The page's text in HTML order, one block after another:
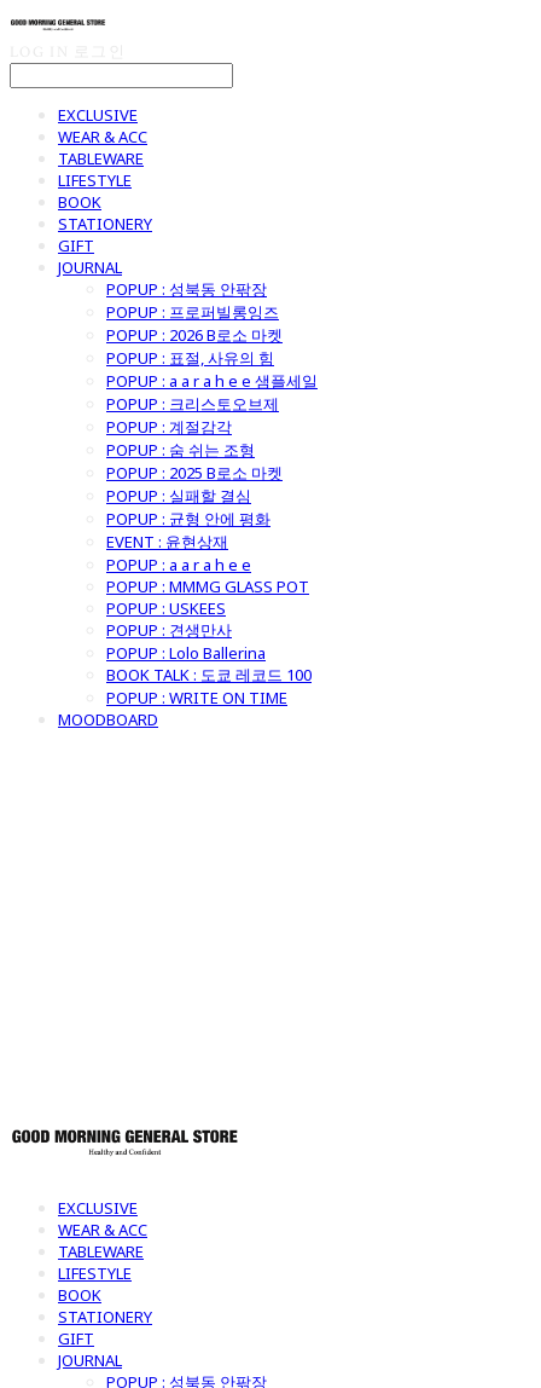
EXCLUSIVE
WEAR & ACC
TABLEWARE
LIFESTYLE
BOOK
STATIONERY
GIFT
JOURNAL
POPUP : 성북동 안팎장
POPUP : 프로퍼빌롱잉즈
POPUP : 2026 B로소 마켓
POPUP : 표절, 사유의 힘
POPUP : a a r a h e e 샘플세일
POPUP : 크리스토오브제
POPUP : 계절감각
POPUP : 숨 쉬는 조형
POPUP : 2025 B로소 마켓
POPUP : 실패할 결심
POPUP : 균형 안에 평화
EVENT : 윤현상재
POPUP : a a r a h e e
POPUP : MMMG GLASS POT
POPUP : USKEES
POPUP : 견생만사
POPUP : Lolo Ballerina
BOOK TALK : 도쿄 레코드 100
POPUP : WRITE ON TIME
MOODBOARD
EXCLUSIVE
WEAR & ACC
TABLEWARE
LIFESTYLE
BOOK
STATIONERY
GIFT
JOURNAL
POPUP : 성북동 안팎장